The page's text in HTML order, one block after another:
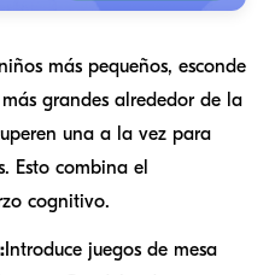
más pequeños, esconde
grandes alrededor de la
una a la vez para
Esto combina el
cognitivo.
Introduce juegos de mesa